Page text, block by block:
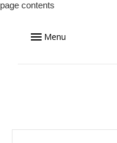
page contents
Menu